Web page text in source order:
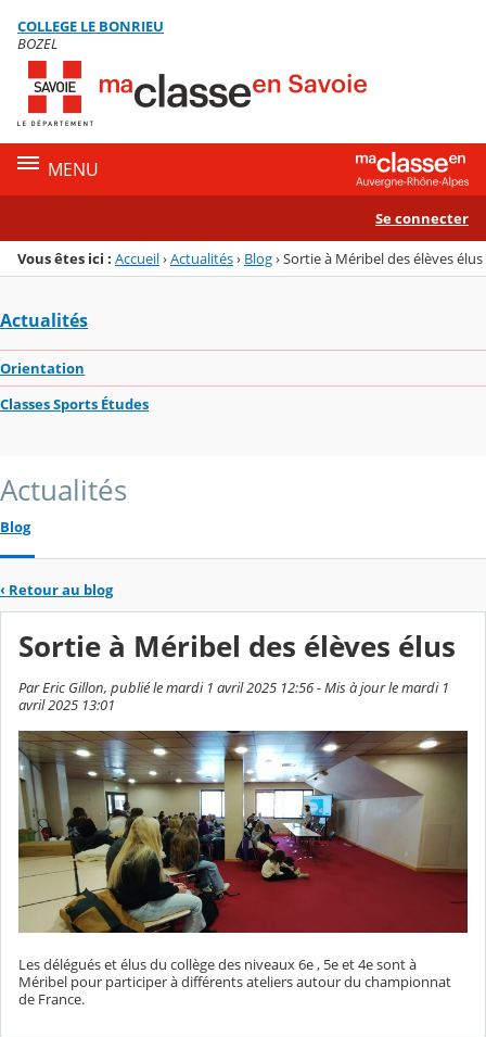
Menu de la rubrique
Contenu
COLLEGE LE BONRIEU
BOZEL
MENU
Se connecter
Vous êtes ici : Accueil›Actualités› Blog›Sortie à Méribel des élèves élus
Actualités
Orientation
Classes Sports Études
Actualités
Blog
‹ Retour au blog
Sortie à Méribel des élèves élus
Par Eric Gillon, publié le mardi 1 avril 2025 12:56 - Mis à jour le mardi 1
avril 2025 13:01
Les délégués et élus du collège des niveaux 6e , 5e et 4e sont à
Méribel pour participer à différents ateliers autour du championnat
de France.